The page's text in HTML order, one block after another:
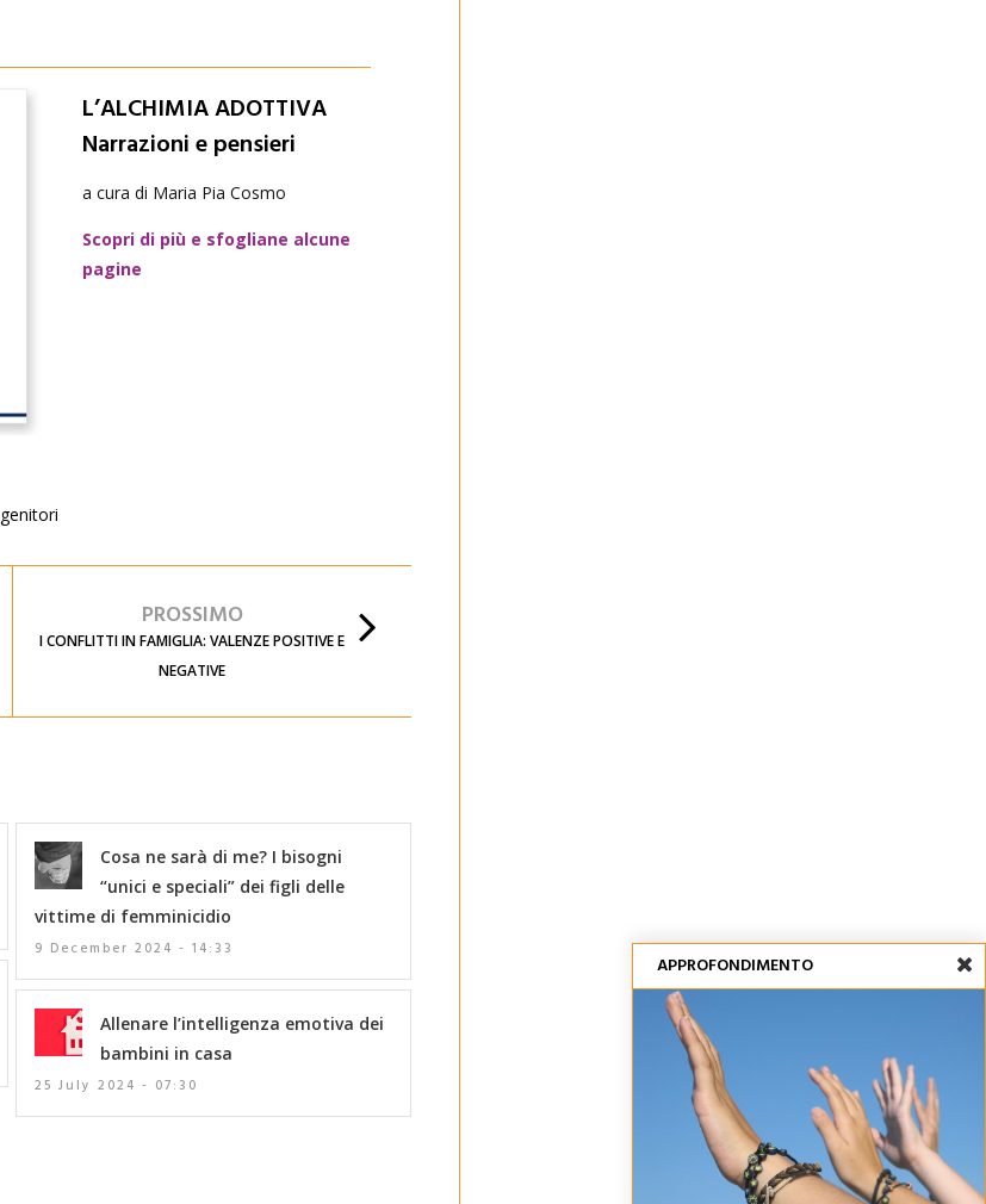
L’ALCHIMIA ADOTTIVA
Narrazioni e pensieri
a cura di Maria Pia Cosmo
Scopri di più e sfogliane alcune
pagine
genitori
PROSSIMO
I CONFLITTI IN FAMIGLIA: VALENZE POSITIVE E
NEGATIVE
Cosa ne sarà di me? I bisogni
“unici e speciali” dei figli delle
vittime di femminicidio
9 December 2024 - 14:33
Allenare l’intelligenza emotiva dei
bambini in casa
25 July 2024 - 07:30
APPROFONDIMENTO